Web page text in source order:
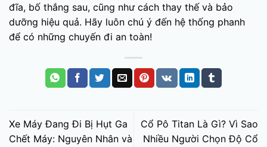
đĩa, bố thắng sau, cũng như cách thay thế và bảo
dưỡng hiệu quả. Hãy luôn chú ý đến hệ thống phanh
để có những chuyến đi an toàn!
Xe Máy Đang Đi Bị Hụt Ga
Chết Máy: Nguyên Nhân và
Cổ Pô Titan Là Gì? Vì Sao
Nhiều Người Chọn Độ Cổ